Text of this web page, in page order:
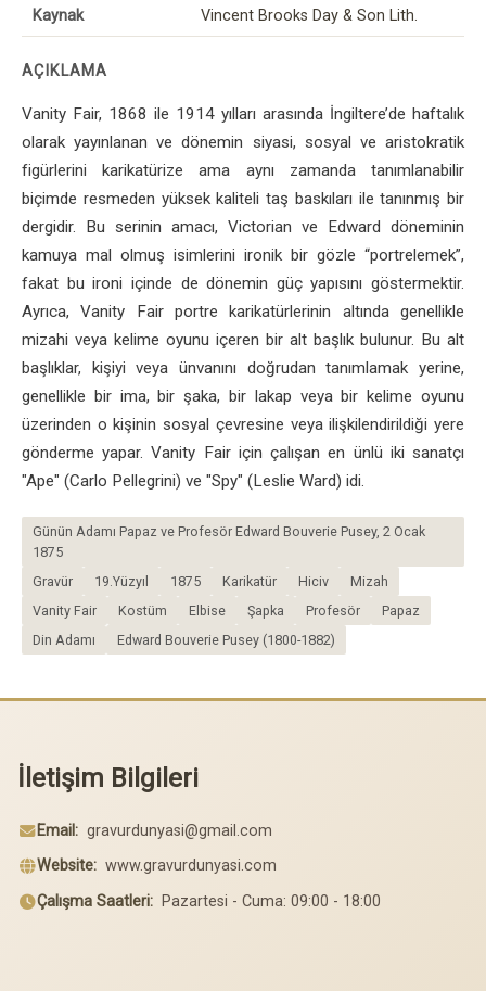
Kaynak Vincent Brooks Day & Son Lith.
AÇIKLAMA
Vanity Fair, 1868 ile 1914 yılları arasında İngiltere’de haftalık
olarak yayınlanan ve dönemin siyasi, sosyal ve aristokratik
figürlerini karikatürize ama aynı zamanda tanımlanabilir
biçimde resmeden yüksek kaliteli taş baskıları ile tanınmış bir
dergidir. Bu serinin amacı, Victorian ve Edward döneminin
kamuya mal olmuş isimlerini ironik bir gözle “portrelemek”,
fakat bu ironi içinde de dönemin güç yapısını göstermektir.
Ayrıca, Vanity Fair portre karikatürlerinin altında genellikle
mizahi veya kelime oyunu içeren bir alt başlık bulunur. Bu alt
başlıklar, kişiyi veya ünvanını doğrudan tanımlamak yerine,
genellikle bir ima, bir şaka, bir lakap veya bir kelime oyunu
üzerinden o kişinin sosyal çevresine veya ilişkilendirildiği yere
gönderme yapar. Vanity Fair için çalışan en ünlü iki sanatçı
"Ape" (Carlo Pellegrini) ve "Spy" (Leslie Ward) idi.
Günün Adamı Papaz ve Profesör Edward Bouverie Pusey, 2 Ocak
1875
Gravür
19.Yüzyıl 1875 Karikatür Hiciv
Mizah
Vanity Fair
Kostüm Elbise Şapka Profesör
Papaz
Din Adamı
Edward Bouverie Pusey (1800-1882)
İletişim Bilgileri
Email: gravurdunyasi@gmail.com
Website: www.gravurdunyasi.com
Çalışma Saatleri: Pazartesi - Cuma: 09:00 - 18:00